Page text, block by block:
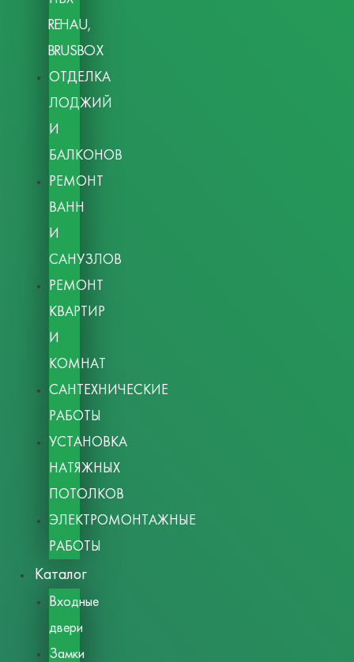
REHAU,
BRUSBOX
ОТДЕЛКА
ЛОДЖИЙ
И
БАЛКОНОВ
РЕМОНТ
ВАНН
И
САНУЗЛОВ
РЕМОНТ
КВАРТИР
И
КОМНАТ
САНТЕХНИЧЕСКИЕ
РАБОТЫ
УСТАНОВКА
НАТЯЖНЫХ
ПОТОЛКОВ
ЭЛЕКТРОМОНТАЖНЫЕ
РАБОТЫ
Каталог
Входные
двери
Замки